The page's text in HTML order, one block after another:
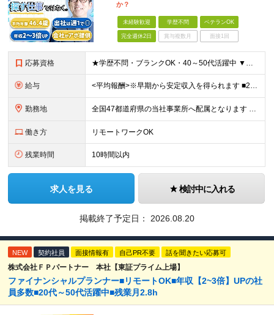
か？
未経験歓迎 学歴不問 ベテランOK
完全週休2日 賞与複数月 面接1回
応募資格 ★学歴不問・ブランクOK・40～50代活躍中 ▼以下いずれかのご経験をお持ちの方 ■金融業界（保険会社や銀行、証券会社、信用金庫など）での就業経験 ■何かしらの営業経験をお持ちの方 ※ブランクのある方
給与 <平均報酬>※早期から安定収入を得られます ■2年目～：888万円 ■3年目～：960万円 ■4年目～：1028万円 ★成果連動型報酬（営業成績に応じて支給/45時間分固定残業代含む/超過分は別途支
勤務地 全国47都道府県の当社事業所へ配属となります ※居住地や希望の勤務先を考慮します ※リモートワークOK／転勤なし ＜本社＞ 東京都台東区浅草橋1-1-8 FP浅草橋ビル (変更の範囲)上記を除く当
働き方 リモートワークOK
残業時間 10時間以内
求人を見る 検討中に入れる
掲載終了予定日： 2026.08.20
NEW 契約社員 面接情報有 自己PR不要 話を聞きたい応募可
株式会社ＦＰパートナー 本社【東証プライム上場】
ファイナンシャルプランナー■リモートOK■年収【2~3倍】UPの社
員多数■20代～50代活躍中■残業月2.8h